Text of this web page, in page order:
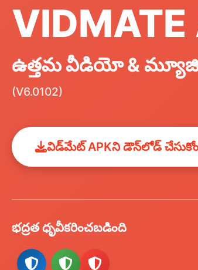
VIDMATE
ఉత్తమ వీడియో &
(V6.0102)
విడ్‌మేట్ APKని డౌన్‌లోడ్
భద్రత ధృవీకరించబడింది